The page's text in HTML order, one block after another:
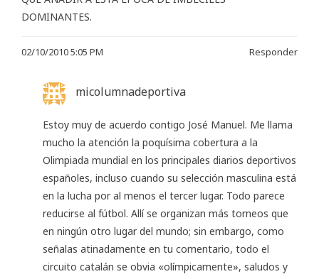
DOMINANTES.
02/10/2010 5:05 PM Responder
micolumnadeportiva
Estoy muy de acuerdo contigo José Manuel. Me llama
mucho la atención la poquísima cobertura a la
Olimpiada mundial en los principales diarios deportivos
españoles, incluso cuando su selección masculina está
en la lucha por al menos el tercer lugar. Todo parece
reducirse al fútbol. Allí se organizan más torneos que
en ningún otro lugar del mundo; sin embargo, como
señalas atinadamente en tu comentario, todo el
circuito catalán se obvia «olímpicamente», saludos y